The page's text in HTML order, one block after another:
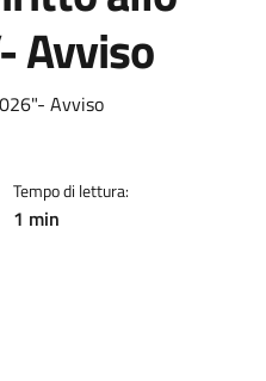
Avviso
Avviso
Tempo di lettura:
1 min